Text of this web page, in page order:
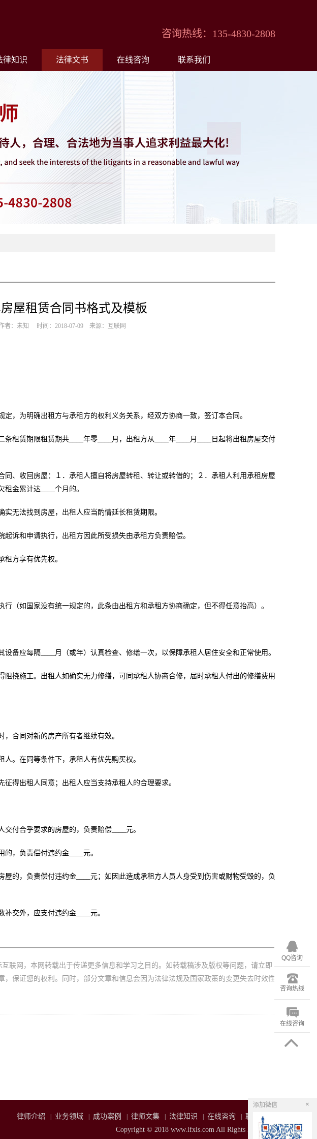
咨询热线：135-4830-2808
律知识 法律文书 在线咨询 联系我们
屋租赁合同书格式及模板
者：未知 时间：2018-07-09 来源：互联网
，为明确出租方与承租方的权利义务关系，经双方协商一致，签订本合同。
租赁期限租赁期共____年零____月，出租方从____年____月____日起将出租房屋交付
同、收回房屋：１．承租人擅自将房屋转租、转让或转借的；２．承租人利用承租房屋
金累计达____个月的。
无法找到房屋，出租人应当酌情延长租赁期限。
诉和申请执行，出租方因此所受损失由承租方负责赔偿。
方享有优先权。
行（如国家没有统一规定的，此条由出租方和承租方协商确定，但不得任意抬高）。
备应每隔____月（或年）认真检查、修缮一次，以保障承租人居住安全和正常使用。
阻挠施工。出租人如确实无力修缮，可同承租人协商合修，届时承租人付出的修缮费用
合同对新的房产所有者继续有效。
。在同等条件下，承租人有优先购买权。
得出租人同意；出租人应当支持承租人的合理要求。
付合乎要求的房屋的，负责赔偿____元。
，负责偿付违约金____元。
屋的，负责偿付违约金____元；如因此造成承租方人员人身受到伤害或财物受毁的，负
交外，应支付违约金____元。
联网，本网转载出于传递更多信息和学习之目的。如转载稿涉及版权等问题，请立即
保证您的权利。同时，部分文章和信息会因为法律法规及国家政策的变更失去时效性
律师介绍 业务领域 成功案例 律师文集 法律知识 在线咨询
联系我们
Copyright © 2018 www.lfxls.com All Rights Reserved
QQ咨询
咨询热线
在线咨询
添加微信 ×